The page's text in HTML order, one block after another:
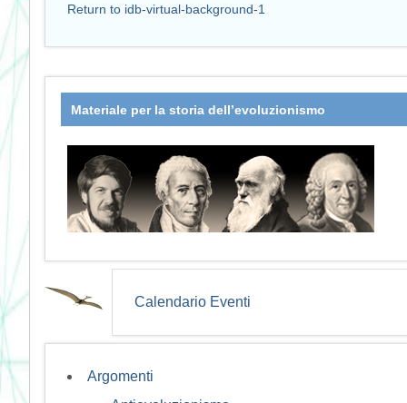
Return to idb-virtual-background-1
Materiale per la storia dell’evoluzionismo
Calendario Eventi
Argomenti